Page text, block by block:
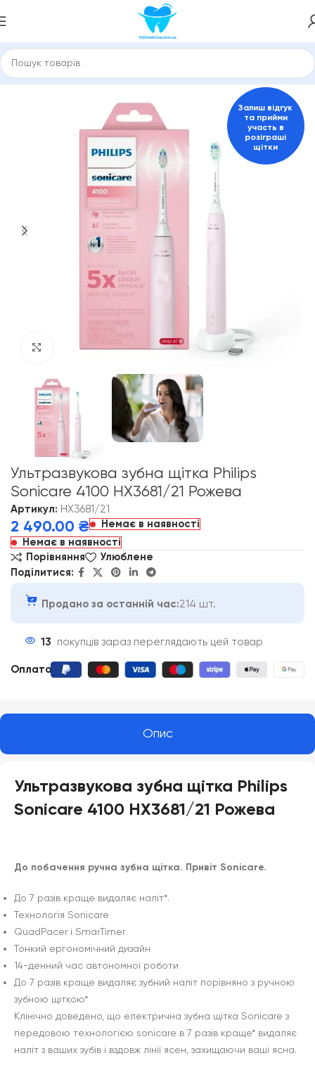
Головна Електричні зубні щітки Ультразвукові щітки
Click to enlarge
Залиш відгук
та прийми
участь в
розіграші
щітки
Ультразвукова зубна щітка Philips
Sonicare 4100 HX3681/21 Рожева
Артикул: HX3681/21
2 490.00 ₴
Немає в наявності
Немає в наявності
Порівняння
Улюблене
Поділитися:
Продано за останній час:214 шт.
13 покупців зараз переглядають цей товар
Оплата
Опис
Ультразвукова зубна щітка Philips
Sonicare 4100 HX3681/21 Рожева
До побачення ручна зубна щітка. Привіт Sonicare.
До 7 разів краще видаляє наліт*.
Технологія Sonicare
QuadPacer і SmarTimer
Тонкий ергономічний дизайн
14-денний час автономної роботи
До 7 разів краще видаляє зубний наліт порівняно з ручною
зубною щіткою*
Клінічно доведено, що електрична зубна щітка Sonicare з
передовою технологією sonicare в 7 разів краще* видаляє
наліт з ваших зубів і вздовж лінії ясен, захищаючи ваші ясна.